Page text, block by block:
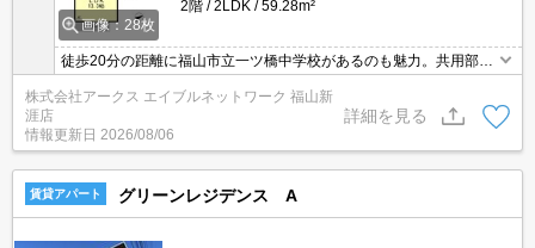
画像：28枚
2階
2LDK 59.28m²
徒歩20分の距離に福山市立一ツ橋中学校があるのも魅力。共用部に
ューズボックス・ウォークインクロゼットなどが備え付けられてい
るので、衣類や日用品の収納に重宝します。アパートタイプのお部
屋です。
株式会社アークス エイブルネットワーク 福山新
涯店
情報更新日 2026/08/06
詳細を見る
賃貸アパート グリーンレジデンス A